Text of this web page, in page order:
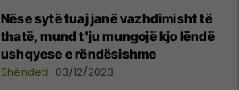
Nëse sytë tuaj janë vazhdimisht të
thatë, mund t'ju mungojë kjo lëndë
ushqyese e rëndësishme
Shëndeti 03/12/2023